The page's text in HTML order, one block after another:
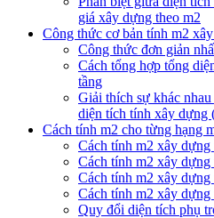
giá xây dựng theo m2
Công thức cơ bản tính m2
Công thức đơn giản
Cách tổng hợp tổng
tầng
Giải thích sự khác
diện tích tính xây dựng
Cách tính m2 cho từng hạng
Cách tính m2 xây dựng
Cách tính m2 xây dựng
Cách tính m2 xây dựng
Cách tính m2 xây dựng
Quy đổi diện tích phụ